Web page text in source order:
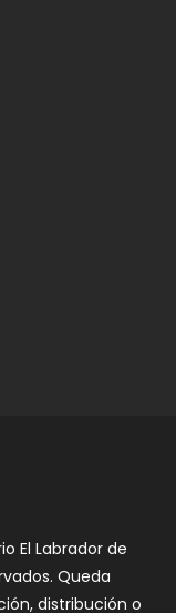
El Labrador de
Queda
distribución o